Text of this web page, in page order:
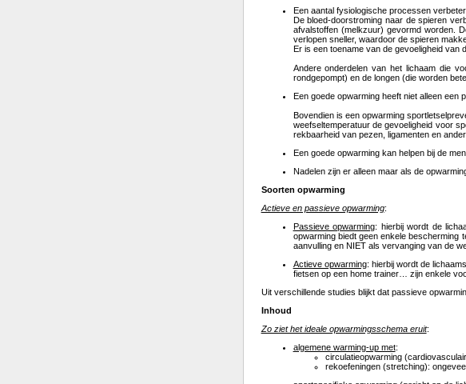
Een aantal fysiologische processen
De bloed-doorstroming naar de spieren
afvalstoffen (melkzuur) gevormd worden.
verlopen sneller, waardoor de spieren
Er is een toename van de gevoeligheid van
Andere onderdelen van het lichaam die
rondgepompt) en de longen (die worden
Een goede opwarming heeft niet alleen een
Bovendien is een opwarming
weefseltemperatuur de gevoeligheid voor
rekbaarheid van pezen, ligamenten en
Een goede opwarming kan helpen bij de
Nadelen zijn er alleen maar als de
Soorten opwarming
Actieve en passieve opwarming:
Passieve opwarming: hierbij wordt de
opwarming biedt geen enkele bescherming
aanvulling en NIET als vervanging van de
Actieve opwarming: hierbij wordt de
fietsen op een home trainer… zijn enkele
Uit verschillende studies blijkt dat passieve
Inhoud
Zo ziet het ideale opwarmingsschema eruit:
algemene warming-up met:
circulatieopwarming
rekoefeningen (stretching):